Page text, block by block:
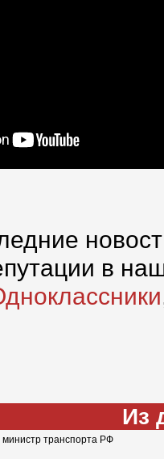
в
Из
министр транспорта РФ